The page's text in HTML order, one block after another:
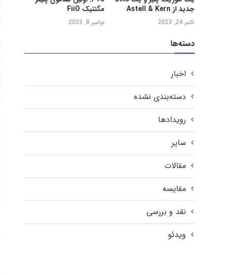
مگنتیک FiiO
نوامبر 8, 2023
جدید از Astell & Kern
اکتبر 24, 2023
دسته‌ها
اخبار
دسته‌بندی نشده
رویدادها
سایر
مقالات
مقایسه
نقد و بررسی
ویدئو